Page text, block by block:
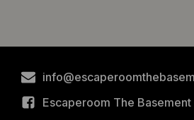
Escaperoom The Basement